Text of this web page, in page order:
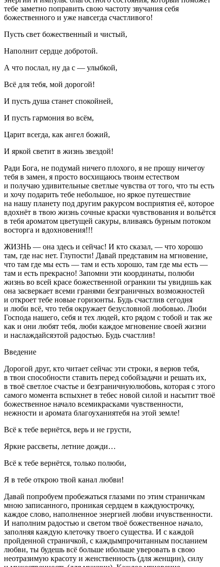
тебе заметно поправить свою частоту звучания себя
божественного и уже навсегда счастливого!
Пусть свет божественный и чистый,
Наполнит сердце добротой.
А что послал, ну да с — улыбкой,
Всё для тебя, мой дорогой!
И пусть душа станет спокойней,
И пусть гармония во всём,
Царит всегда, как ангел божий,
И яркой светит в жизнь звездой!
Ради Бога, не подумай ничего плохого, я не прошу ничегоу
тебя в замен, я просто восхищаюсь твоим естеством
и получаю удивительные светлые чувства от того, что ты есть
и хочу подарить тебе небольшое, но яркое путешествие
на нашу планету под другим ракурсом восприятия её, которое
вдохнёт в твою жизнь сочные краски чувствования и вольётся
в тебя ароматом цветущей сакуры, вливаясь бурным потоком
восторга и вдохновения!!!
ЖИЗНЬ — она здесь и сейчас! И кто сказал, — что хорошо
там, где нас нет. Глупости! Давай представим на мгновение,
что там где мы есть — там и есть хорошо, там где мы есть —
там и есть прекрасно! Запомни эти координаты, полюби
жизнь во всей красе божественной огранкии ты увидишь как
она засверкает всеми гранями безграничных возможностей
и откроет тебе новые горизонты. Будь счастлив сегодня
и люби всё, что тебя окружает безусловной любовью. Люби
Господа нашего, себя и тех людей, кто рядом с тобой и так же
как и они любят тебя, люби каждое мгновение своей жизни
и наслаждайсяэтой радостью. Будь счастлив!
Введение
Дорогой друг, кто читает сейчас эти строки, я верюв тебя,
в твои способности ставить перед собойзадачи и решать их,
в твоё светлое счастье и безграничнуюлюбовь, которая с этого
самого момента вспыхнет в тебес новой силой и насытит твоё
божественное начало всемикрасками чувственности,
нежности и аромата благоуханиятебя на этой земле!
Всё к тебе вернётся, верь и не грусти,
Яркие рассветы, летние дожди…
Всё к тебе вернётся, только полюби,
Я в тебе открою твой канал любви!
Давай попробуем пробежаться глазами по этим страничкам
мною записанного, проникая сердцем в каждуюстрочку,
каждое слово, наполненное энергией любви ичувственности.
И наполним радостью и светом твоё божественное начало,
заполняя каждую клеточку твоего существа. И с каждой
пройденной страничкой, с каждымпрочитанным посланием
любви, ты будешь всё больше ибольше уверовать в свою
неотразимую красоту и женственность (для женщин), силу